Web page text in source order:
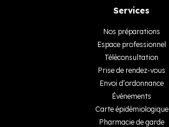
Services
Nos préparations
Espace professionnel
Téléconsultation
Prise de rendez-vous
Envoi d’ordonnance
Événements
Carte épidémiologique
Pharmacie de garde